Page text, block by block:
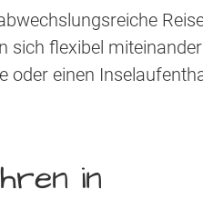
sich flexibel miteinander
oder einen
in